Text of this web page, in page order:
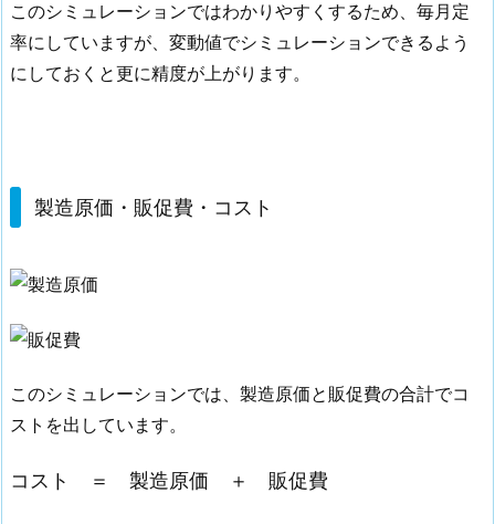
このシミュレーションではわかりやすくするため、毎月定
率にしていますが、変動値でシミュレーションできるよう
にしておくと更に精度が上がります。
製造原価・販促費・コスト
このシミュレーションでは、製造原価と販促費の合計でコ
ストを出しています。
コスト ＝ 製造原価 ＋ 販促費